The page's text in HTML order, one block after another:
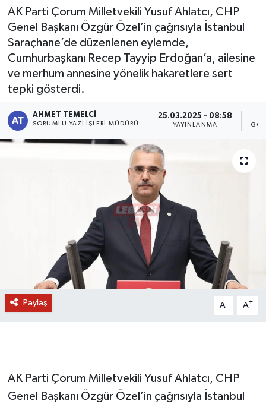
AK Parti Çorum Milletvekili Yusuf Ahlatcı, CHP
Genel Başkanı Özgür Özel’in çağrısıyla İstanbul
Saraçhane’de düzenlenen eylemde,
Cumhurbaşkanı Recep Tayyip Erdoğan’a, ailesine
ve merhum annesine yönelik hakaretlere sert
tepki gösterdi.
AHMET TEMELCI
SORUMLU YAZI İŞLERI MÜDÜRÜ
25.03.2025 - 08:58
YAYINLANMA
Paylaş A- A+
AK Parti Çorum Milletvekili Yusuf Ahlatcı, CHP
Genel Başkanı Özgür Özel’in çağrısıyla İstanbul